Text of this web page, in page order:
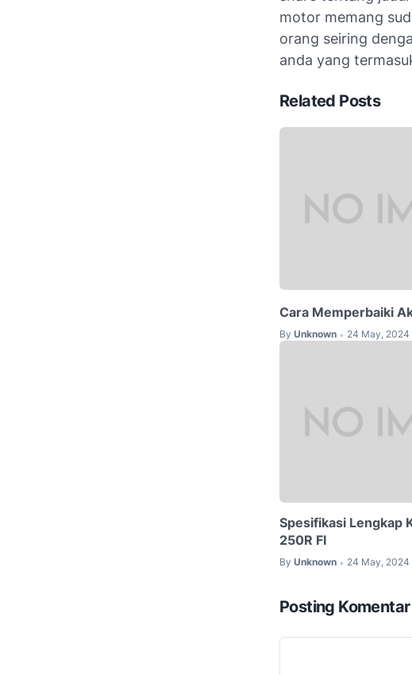
motor memang
orang seiring
anda yang
Related Posts
Cara Memperbaiki
By Unknown • 24 May, 2024
Spesifikasi Lengkap
250R FI
By Unknown • 24 May, 2024
Posting Komentar